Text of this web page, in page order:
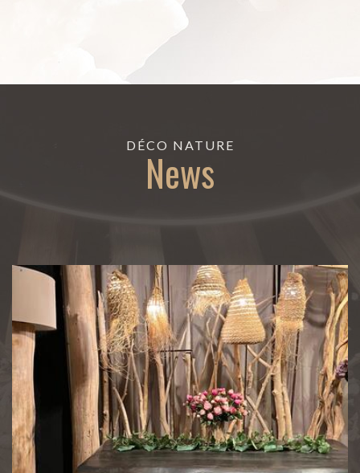
DÉCO NATURE
News